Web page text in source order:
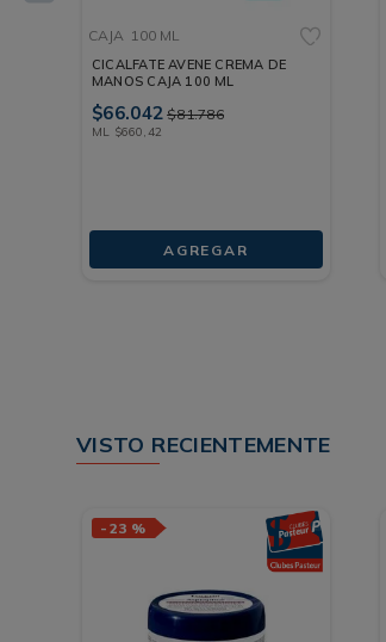
CAJA 100 ML
CICALFATE AVENE CREMA DE
MANOS CAJA 100 ML
$66.042 $81.786
ML $660,42
AGREGAR
VISTO RECIENTEMENTE
- 23 %